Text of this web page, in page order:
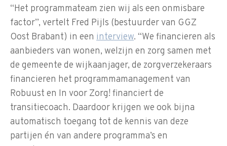
“Het programmateam zien wij als een onmisbare
factor”, vertelt Fred Pijls (bestuurder van GGZ
Oost Brabant) in een interview. “We financieren als
aanbieders van wonen, welzijn en zorg samen met
de gemeente de wijkaanjager, de zorgverzekeraars
financieren het programmamanagement van
Robuust en In voor Zorg! financiert de
transitiecoach. Daardoor krijgen we ook bijna
automatisch toegang tot de kennis van deze
partijen én van andere programma’s en